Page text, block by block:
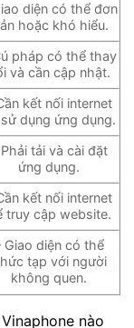
diện có thể đơn
hoặc khó hiểu.
pháp có thể thay
và cần cập nhật.
kết nối internet
dụng ứng dụng.
tải và cài đặt
ứng dụng.
kết nối internet
truy cập website.
Giao diện có thể
tạp với người
không quen.
nào